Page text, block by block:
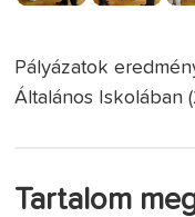
Pályázatok
Általános Iskolában
Tartalom